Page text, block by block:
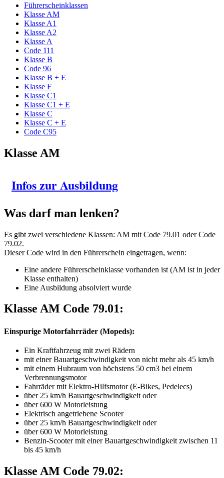
Führerscheinklassen
Klasse AM
Klasse A1
Klasse A2
Klasse A
Code 111
Klasse B
Code 96
Klasse B + E
Klasse F
Klasse C1
Klasse C1 + E
Klasse C
Klasse C + E
Code C95
Klasse AM
Infos zurAusbildung
Was darf man lenken?
Es gibt zwei verschiedene Klassen: AM mit Code 79.01 oder Code
79.02.
Dieser Code wird in den Führerschein eingetragen, wenn:
Eine andere Führerscheinklasse vorhanden ist (AM ist in jeder
Klasse enthalten)
Eine Ausbildung absolviert wurde
Klasse AM Code 79.01:
Einspurige Motorfahrräder (Mopeds):
Ein Kraftfahrzeug mit zwei Rädern
mit einer Bauartgeschwindigkeit von nicht mehr als 45 km/h
mit einem Hubraum von höchstens 50 cm3 bei einem
Verbrennungsmotor
Fahrräder mit Elektro-Hilfsmotor (E-Bikes, Pedelecs)
über 25 km/h Bauartgeschwindigkeit oder
über 600 W Motorleistung
Elektrisch angetriebene Scooter
über 25 km/h Bauartgeschwindigkeit oder
über 600 W Motorleistung
Benzin-Scooter mit einer Bauartgeschwindigkeit zwischen 11
bis 45 km/h
Klasse AM Code 79.02: